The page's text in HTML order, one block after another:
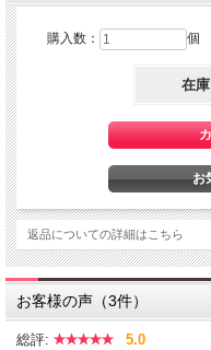
購入数： 個
在庫
返品についての詳細はこちら
お客様の声（3件）
総評: 5.0